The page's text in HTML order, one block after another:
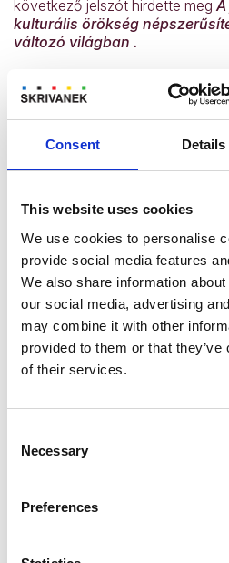
Consent Details
This website uses cookies
We use cookies to personalise
provide social media features
We also share information
our social media, advertising
may combine it with other
provided to them or that
of their services.
Selection
Necessary
Preferences
következő jelszót hirdette meg
kulturális örökség
változó világban .
A kulturális örökség nem csak
gyűjtemények, hanem az
örökség is, amely azUNESCO
kifejezések (szóbeli
társadalmi gyakorlatok,
kapcsolatos ismeretek és
körülöttünk lévő világ
változásokon, politikai
változásokon, technológiai
változásokon megy keresztül. A
azonban olyasvalami, amit meg
nemzedékek számára, amit
kulturális sokszínűség megállja
globalizációval szemben.
az eszmék és társadalmak
gondolkodásmódokat fedezünk
lehetőséget teremt a békére és
A fordítás segítsen hidakat
járuljon hozzá a nemzetközi